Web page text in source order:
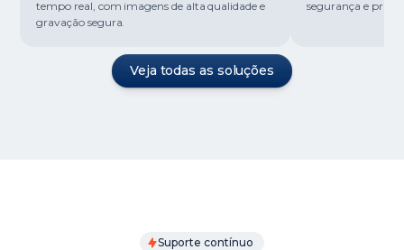
tempo real, com imagens de alta qualidade e
gravação segura.
segurança e
Veja todas as soluções
Suporte contínuo